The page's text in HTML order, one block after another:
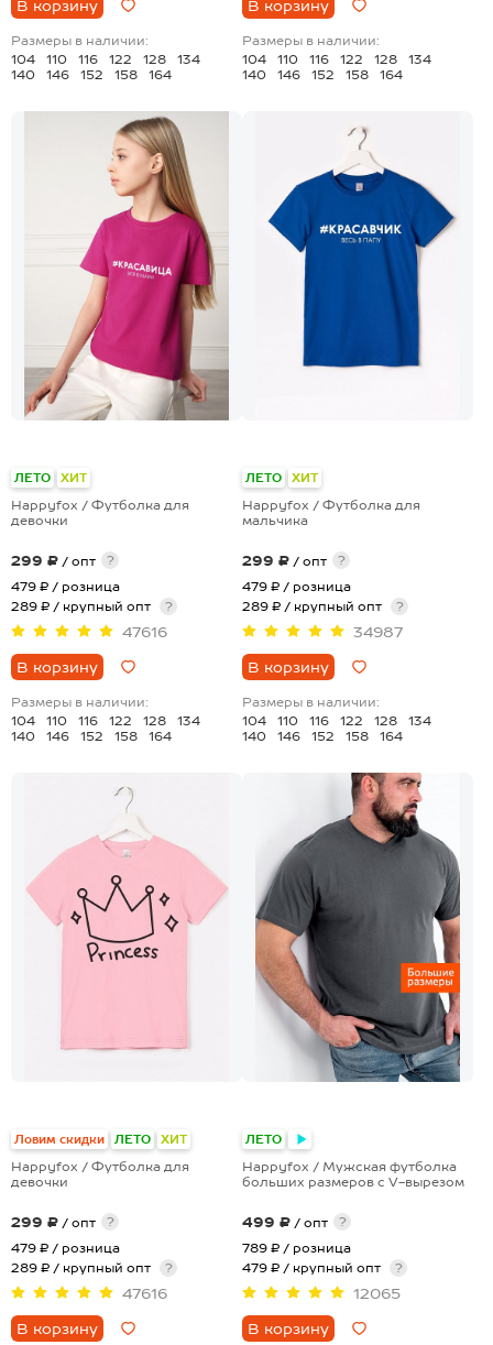
В корзину
Размеры в наличии:
104
110 116 122 128
134
140
146 152 158 164
В корзину
Размеры в наличии:
104
110 116 122 128
134
140
146 152 158 164
ЛЕТО ХИТ
Happyfox / Футболка для
девочки
299 ₽ / опт
?
479 ₽ / розница
289 ₽ / крупный опт
?
47616
В корзину
Размеры в наличии:
104
110 116 122 128
134
140
146 152 158 164
ЛЕТО ХИТ
Happyfox / Футболка для
мальчика
299 ₽ / опт
?
479 ₽ / розница
289 ₽ / крупный опт
?
34987
В корзину
Размеры в наличии:
104
110 116 122 128
134
140
146 152 158 164
Ловим скидки ЛЕТО ХИТ
Happyfox / Футболка для
девочки
299 ₽ / опт
?
479 ₽ / розница
289 ₽ / крупный опт
?
47616
В корзину
ЛЕТО
Happyfox / Мужская футболка
больших размеров c V-вырезом
499 ₽ / опт
?
789 ₽ / розница
479 ₽ / крупный опт
?
12065
В корзину